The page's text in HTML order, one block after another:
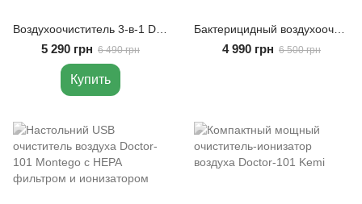
5 290 грн 6 490 грн
Купить
4 990 грн 6 500 грн